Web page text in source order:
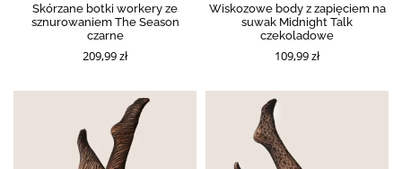
Skórzane botki workery ze
sznurowaniem The Season
czarne
209,99 zł
Wiskozowe body z zapięciem na
suwak Midnight Talk
czekoladowe
109,99 zł